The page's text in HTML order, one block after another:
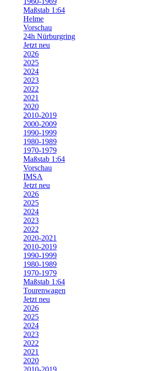
Maßstab 1:64
Helme
Vorschau
24h Nürburgring
Jetzt neu
2026
2025
2024
2023
2022
2021
2020
2010-2019
2000-2009
1990-1999
1980-1989
1970-1979
Maßstab 1:64
Vorschau
IMSA
Jetzt neu
2026
2025
2024
2023
2022
2020-2021
2010-2019
1990-1999
1980-1989
1970-1979
Maßstab 1:64
Tourenwagen
Jetzt neu
2026
2025
2024
2023
2022
2021
2020
2010-2019